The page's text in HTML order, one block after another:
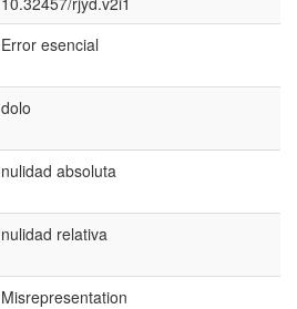
Error esencial
dolo
nulidad absoluta
nulidad relativa
Misrepresentation